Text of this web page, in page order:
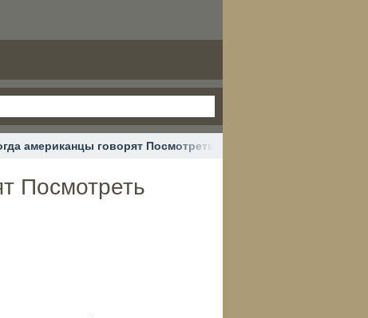
американцы говорят Посмотреть музыке в лицо?
Посмотреть